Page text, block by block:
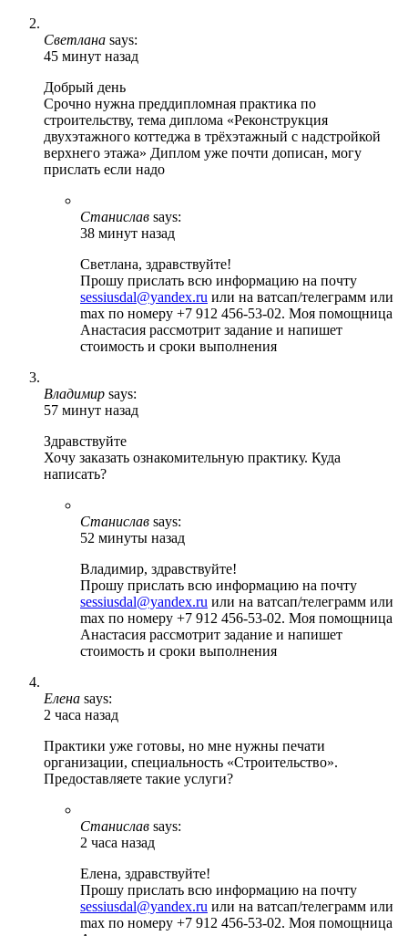
Светлана says:
45 минут назад
Добрый день
Срочно нужна преддипломная практика по
строительству, тема диплома «Реконструкция
двухэтажного коттеджа в трёхэтажный с надстройкой
верхнего этажа» Диплом уже почти дописан, могу
прислать если надо
Станислав says:
38 минут назад
Светлана, здравствуйте!
Прошу прислать всю информацию на почту
sessiusdal@yandex.ru или на ватсап/телеграмм или
max по номеру +7 912 456-53-02. Моя помощница
Анастасия рассмотрит задание и напишет
стоимость и сроки выполнения
Владимир says:
57 минут назад
Здравствуйте
Хочу заказать ознакомительную практику. Куда
написать?
Станислав says:
52 минуты назад
Владимир, здравствуйте!
Прошу прислать всю информацию на почту
sessiusdal@yandex.ru или на ватсап/телеграмм или
max по номеру +7 912 456-53-02. Моя помощница
Анастасия рассмотрит задание и напишет
стоимость и сроки выполнения
Елена says:
2 часа назад
Практики уже готовы, но мне нужны печати
организации, специальность «Строительство».
Предоставляете такие услуги?
Станислав says:
2 часа назад
Елена, здравствуйте!
Прошу прислать всю информацию на почту
sessiusdal@yandex.ru или на ватсап/телеграмм или
max по номеру +7 912 456-53-02. Моя помощница